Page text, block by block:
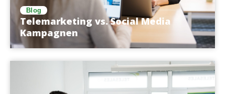
Blog
Telemarketing vs. Social Media
Kampagnen